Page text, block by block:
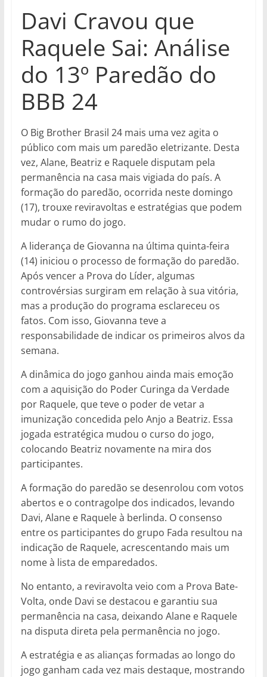
Davi Cravou que
Raquele Sai: Análise
do 13º Paredão do
BBB 24
O Big Brother Brasil 24 mais uma vez agita o
público com mais um paredão eletrizante. Desta
vez, Alane, Beatriz e Raquele disputam pela
permanência na casa mais vigiada do país. A
formação do paredão, ocorrida neste domingo
(17), trouxe reviravoltas e estratégias que podem
mudar o rumo do jogo.
A liderança de Giovanna na última quinta-feira
(14) iniciou o processo de formação do paredão.
Após vencer a Prova do Líder, algumas
controvérsias surgiram em relação à sua vitória,
mas a produção do programa esclareceu os
fatos. Com isso, Giovanna teve a
responsabilidade de indicar os primeiros alvos da
semana.
A dinâmica do jogo ganhou ainda mais emoção
com a aquisição do Poder Curinga da Verdade
por Raquele, que teve o poder de vetar a
imunização concedida pelo Anjo a Beatriz. Essa
jogada estratégica mudou o curso do jogo,
colocando Beatriz novamente na mira dos
participantes.
A formação do paredão se desenrolou com votos
abertos e o contragolpe dos indicados, levando
Davi, Alane e Raquele à berlinda. O consenso
entre os participantes do grupo Fada resultou na
indicação de Raquele, acrescentando mais um
nome à lista de emparedados.
No entanto, a reviravolta veio com a Prova Bate-
Volta, onde Davi se destacou e garantiu sua
permanência na casa, deixando Alane e Raquele
na disputa direta pela permanência no jogo.
A estratégia e as alianças formadas ao longo do
jogo ganham cada vez mais destaque, mostrando